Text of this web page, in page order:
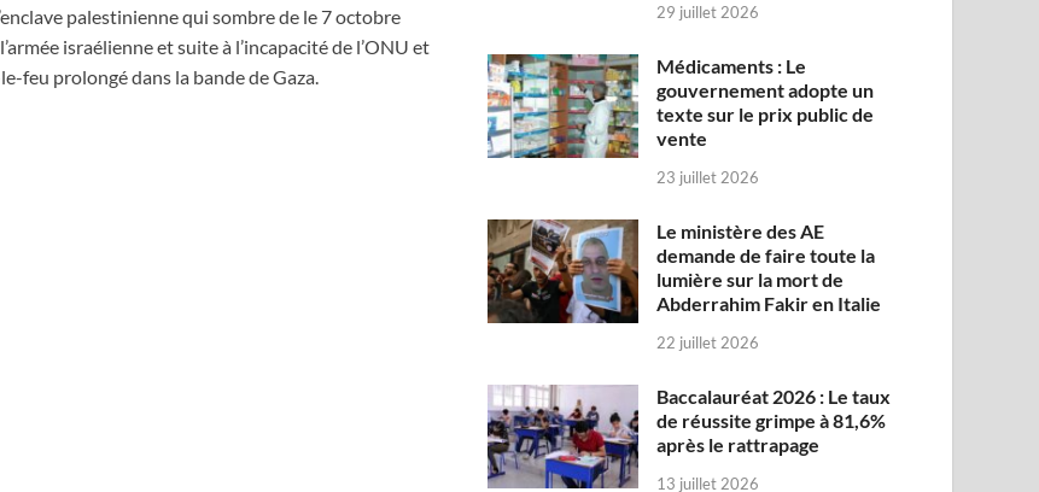
palestinienne qui sombre de le 7 octobre
israélienne et suite à l’incapacité de l’ONU et
feu prolongé dans la bande de Gaza.
29 juillet 2026
Médicaments : Le
gouvernement adopte un
texte sur le prix public de
vente
23 juillet 2026
Le ministère des AE
demande de faire toute la
lumière sur la mort de
Abderrahim Fakir en Italie
22 juillet 2026
Baccalauréat 2026 : Le taux
de réussite grimpe à 81,6%
après le rattrapage
13 juillet 2026